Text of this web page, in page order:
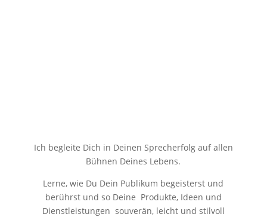
Ich begleite Dich in Deinen Sprecherfolg auf allen
Bühnen Deines Lebens.
Lerne, wie Du Dein Publikum begeisterst und
berührst und so Deine Produkte, Ideen und
Dienstleistungen souverän, leicht und stilvoll